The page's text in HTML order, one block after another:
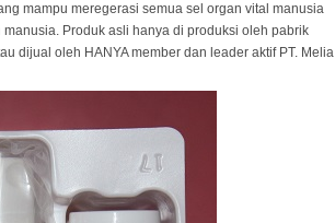
mampu meregerasi semua sel organ vital manusia
Produk asli hanya di produksi oleh pabrik
dijual oleh HANYA member dan leader aktif PT. Melia